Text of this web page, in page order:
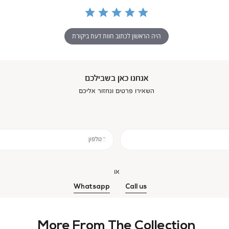
היה הראשון לכתוב חוות דעת ביקורת
אנחנו כאן בשבילכם
השאירו פרטים ונחזור אליכם
* טלפון
או
Call us
Whatsapp
More From The Collection